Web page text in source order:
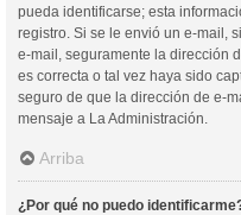
pueda identificarse; esta
registro. Si se le envió un e-mail,
e-mail, seguramente la dirección
es correcta o tal vez haya sido
seguro de que la dirección de e-
mensaje a La Administración.
Arriba
¿Por qué no puedo